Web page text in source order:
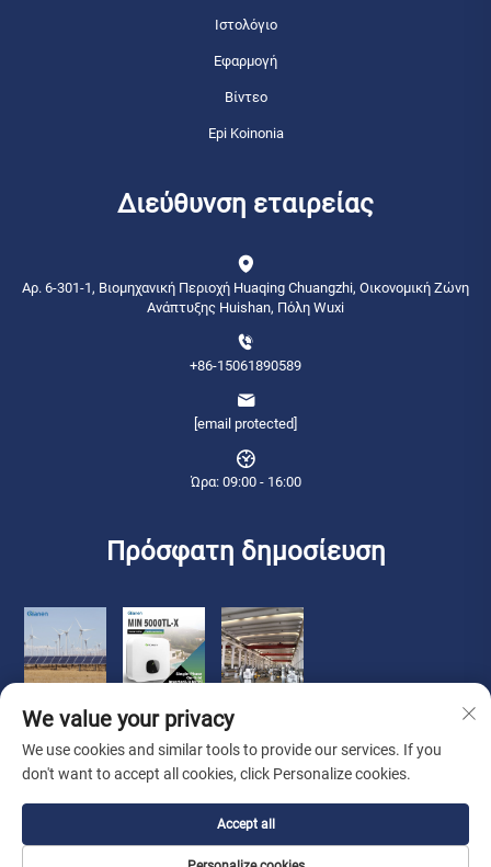
Ιστολόγιο
Εφαρμογή
Βίντεο
Epi Koinonia
Διεύθυνση εταιρείας
Αρ. 6-301-1, Βιομηχανική Περιοχή Huaqing Chuangzhi, Οικονομική Ζώνη
Ανάπτυξης Huishan, Πόλη Wuxi
+86-15061890589
[email protected]
Ώρα: 09:00 - 16:00
Πρόσφατη δημοσίευση
Πνευματικά δικαιώματα © 2026 Qianneng International Trade (wuxi) Co.,
We value your privacy
We use cookies and similar tools to provide our services. If you
don't want to accept all cookies, click Personalize cookies.
Accept all